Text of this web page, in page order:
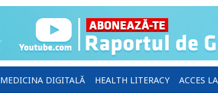
MEDICINA DIGITALĂ HEALTH LITERACY ACCES